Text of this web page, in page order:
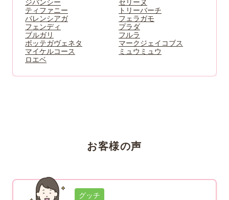
ジバンシー
セリーヌ
ティファニー
トリーバーチ
バレンシアガ
フェラガモ
フェンディ
プラダ
ブルガリ
フルラ
ボッテガヴェネタ
マークジェイコブス
マイケルコース
ミュウミュウ
ロエベ
お客様の声
グッチ